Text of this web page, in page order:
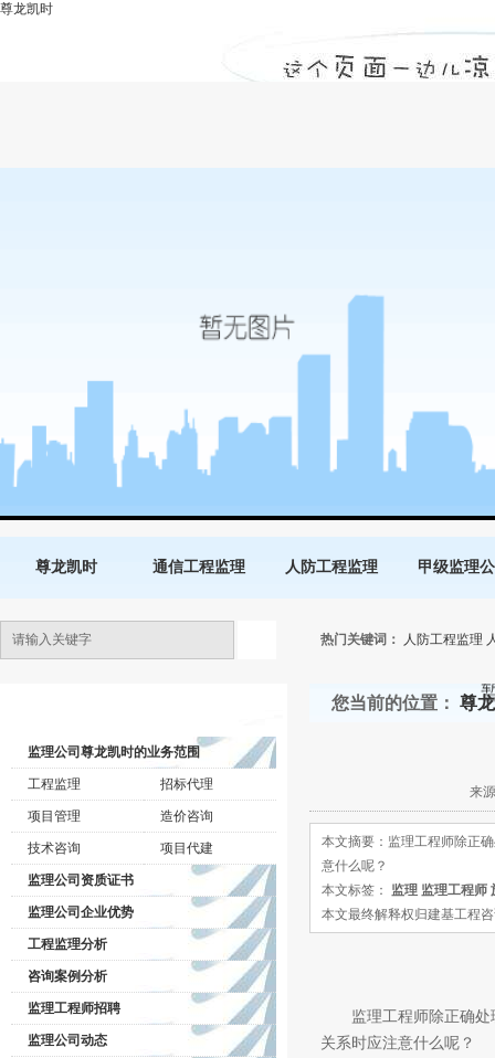
工程监理如何正确处理与施工单位的关
尊龙凯时
尊龙凯时 通信工程监理 人防工程监理 甲级监理
热门关键词： 人防工程监理
监理公司尊龙凯时的业务范围
工程监理 招标代理
项目管理 造价咨询
技术咨询 项目代建
监理公司资质证书
监理公司企业优势
工程监理分析
咨询案例分析
监理工程师招聘
监理公司动态
您当前的位置： 尊
来
本文摘要：监理工程师除正
意什么呢？
本文标签： 监理 监理工程师
本文最终解释权归建基工程咨
监理工程师除正确处理
关系时应注意什么呢？